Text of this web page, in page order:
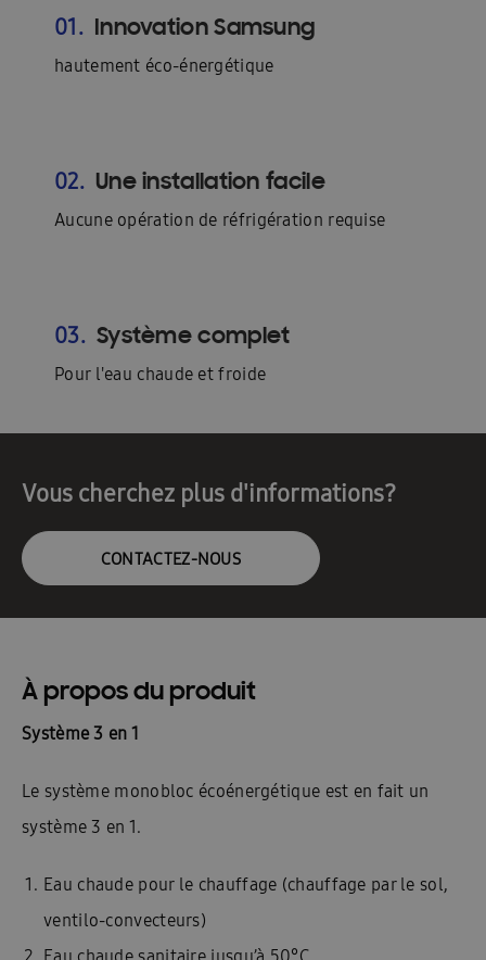
01. Innovation Samsung
hautement éco-énergétique
02. Une installation facile
Aucune opération de réfrigération requise
03. Système complet
Pour l'eau chaude et froide
Vous cherchez plus d'informations?
CONTACTEZ-NOUS
À propos du produit
Système 3 en 1
Le système monobloc écoénergétique est en fait un
système 3 en 1.
Eau chaude pour le chauffage (chauffage par le sol,
ventilo-convecteurs)